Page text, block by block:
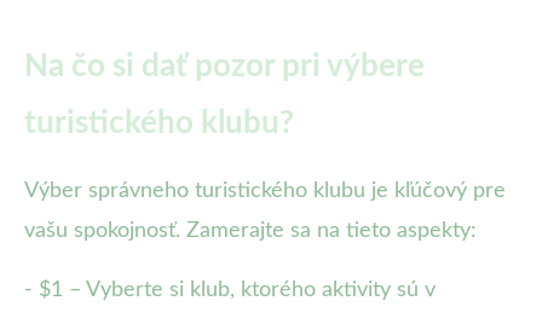
Na čo si dať pozor pri výbere
turistického klubu?
Výber správneho turistického klubu je kľúčový pre
vašu spokojnosť. Zamerajte sa na tieto aspekty:
- $1 – Vyberte si klub, ktorého aktivity sú v